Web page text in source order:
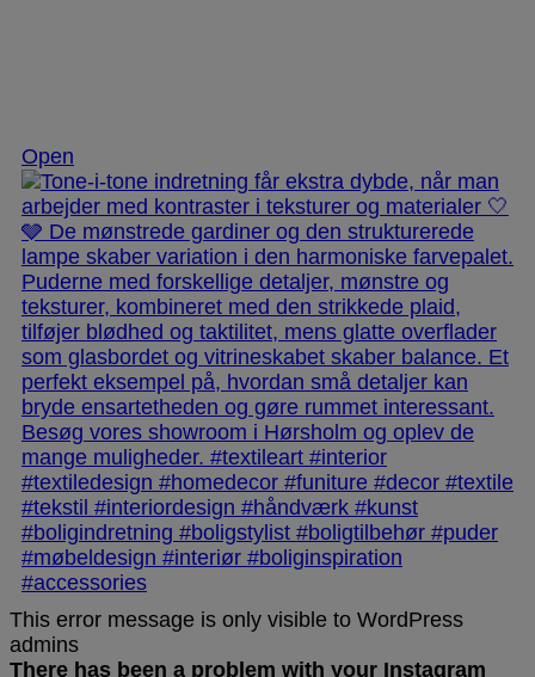
Open
This error message is only visible to WordPress
admins
There has been a problem with your Instagram